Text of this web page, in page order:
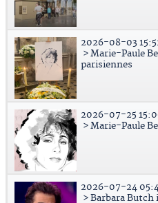
2026-08-03
> Marie-Paule
parisiennes
2026-07-25
> Marie-Paule
2026-07-24
> Barbara